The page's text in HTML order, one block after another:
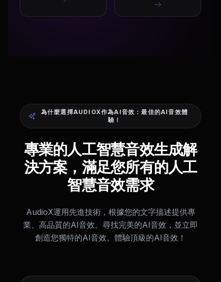
為什麼選擇AUDIOX作為AI音效：最佳的AI音效體
驗！
專業的人工智慧音效生成解
決方案，滿足您所有的人工
智慧音效需求
AudioX運用先進技術，根據您的文字描述提供專
業、高品質的AI音效。尋找完美的AI音效，並立即
創造您獨特的AI音效。體驗頂級的AI音效！